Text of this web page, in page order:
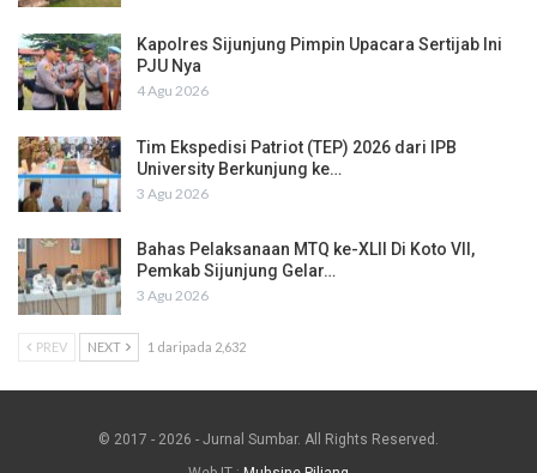
Kapolres Sijunjung Pimpin Upacara Sertijab Ini
PJU Nya
4 Agu 2026
Tim Ekspedisi Patriot (TEP) 2026 dari IPB
University Berkunjung ke…
3 Agu 2026
Bahas Pelaksanaan MTQ ke-XLII Di Koto VII,
Pemkab Sijunjung Gelar…
3 Agu 2026
PREV NEXT 1 daripada 2,632
© 2017 - 2026 - Jurnal Sumbar. All Rights Reserved.